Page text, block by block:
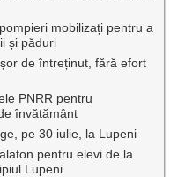
mobilizați pentru a
și păduri
de întreținut, fără efort
PNRR pentru
învățământ
pe 30 iulie, la Lupeni
pentru elevi de la
Lupeni